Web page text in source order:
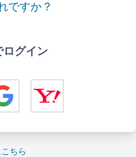
ですか？
ログイン
ちら